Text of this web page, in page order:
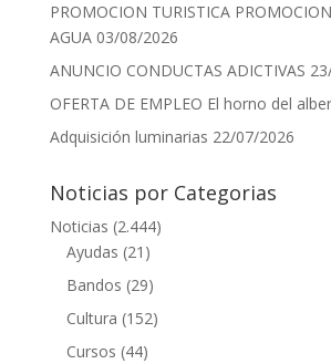
PROMOCION TURISTICA
AGUA 03/08/2026
ANUNCIO CONDUCTAS ADICTIVAS
OFERTA DE EMPLEO El horno del
Adquisición luminarias 22/07/2026
Noticias por Categorias
Noticias (2.444)
Ayudas (21)
Bandos (29)
Cultura (152)
Cursos (44)